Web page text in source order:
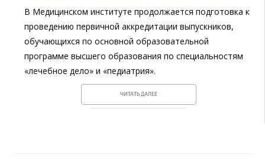
В Медицинском институте продолжается подготовка к
проведению первичной аккредитации выпускников,
обучающихся по основной образовательной
программе высшего образования по специальностям
«лечебное дело» и «педиатрия».
ЧИТАТЬ ДАЛЕЕ